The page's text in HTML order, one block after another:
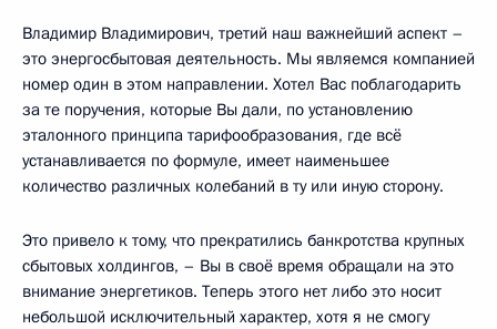
Владимир Владимирович, третий наш важнейший аспект –
это энергосбытовая деятельность. Мы являемся компанией
номер один в этом направлении. Хотел Вас поблагодарить
за те поручения, которые Вы дали, по установлению
эталонного принципа тарифообразования, где всё
устанавливается по формуле, имеет наименьшее
количество различных колебаний в ту или иную сторону.
Это привело к тому, что прекратились банкротства крупных
сбытовых холдингов, – Вы в своё время обращали на это
внимание энергетиков. Теперь этого нет либо это носит
небольшой исключительный характер, хотя я не смогу